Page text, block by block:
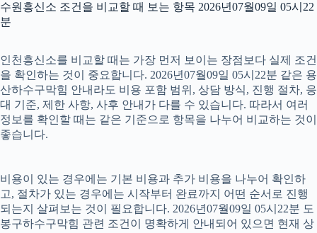
수원흥신소 조건을 비교할 때 보는 항목 2026년07월09일 05시22
분
인천흥신소를 비교할 때는 가장 먼저 보이는 장점보다 실제 조건
을 확인하는 것이 중요합니다. 2026년07월09일 05시22분 같은 용
산하수구막힘 안내라도 비용 포함 범위, 상담 방식, 진행 절차, 응
대 기준, 제한 사항, 사후 안내가 다를 수 있습니다. 따라서 여러
정보를 확인할 때는 같은 기준으로 항목을 나누어 비교하는 것이
좋습니다.
비용이 있는 경우에는 기본 비용과 추가 비용을 나누어 확인하
고, 절차가 있는 경우에는 시작부터 완료까지 어떤 순서로 진행
되는지 살펴보는 것이 필요합니다. 2026년07월09일 05시22분 도
봉구하수구막힘 관련 조건이 명확하게 안내되어 있으면 현재 상